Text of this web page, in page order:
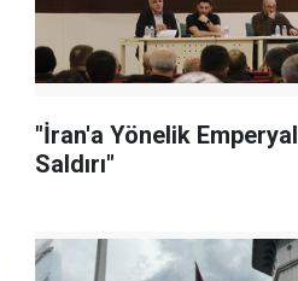
"İran'a Yönelik
Saldırı"